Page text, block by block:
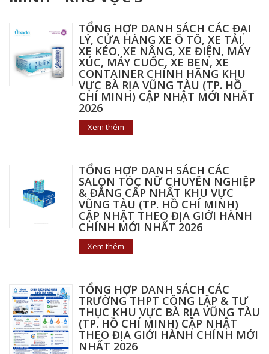
TỔNG HỢP DANH SÁCH CÁC ĐẠI
LÝ, CỬA HÀNG XE Ô TÔ, XE TẢI,
XE KÉO, XE NÂNG, XE ĐIỆN, MÁY
XÚC, MÁY CUỐC, XE BEN, XE
CONTAINER CHÍNH HÃNG KHU
VỰC BÀ RỊA VŨNG TÀU (TP. HỒ
CHÍ MINH) CẬP NHẬT MỚI NHẤT
2026
Xem thêm
TỔNG HỢP DANH SÁCH CÁC
SALON TÓC NỮ CHUYÊN NGHIỆP
& ĐẲNG CẤP NHẤT KHU VỰC
VŨNG TÀU (TP. HỒ CHÍ MINH)
CẬP NHẬT THEO ĐỊA GIỚI HÀNH
CHÍNH MỚI NHẤT 2026
Xem thêm
TỔNG HỢP DANH SÁCH CÁC
TRƯỜNG THPT CÔNG LẬP & TƯ
THỤC KHU VỰC BÀ RỊA VŨNG TÀU
(TP. HỒ CHÍ MINH) CẬP NHẬT
THEO ĐỊA GIỚI HÀNH CHÍNH MỚI
NHẤT 2026